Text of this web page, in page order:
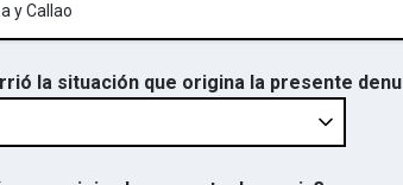
y Callao
la situación que origina la presente